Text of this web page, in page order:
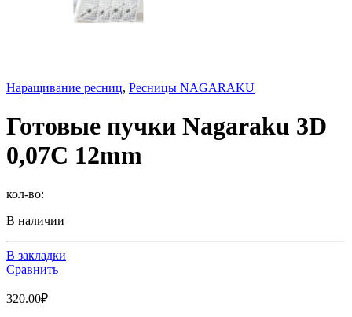
Наращивание ресниц, Ресницы NAGARAKU
Готовые пучки Nagaraku 3D
0,07C 12mm
кол-во:
В наличии
В закладки
Сравнить
320.00₽